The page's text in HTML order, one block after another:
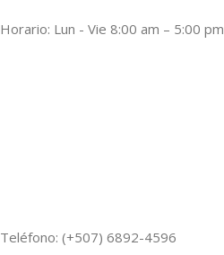
Horario: Lun - Vie 8:00 am – 5:00 pm
Teléfono: (+507) 6892-4596